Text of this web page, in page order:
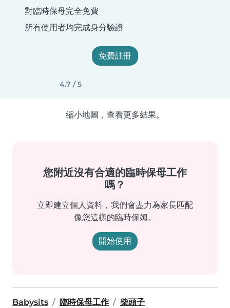
對臨時保母完全免費
所有使用者均完成身分驗證
免費註冊
4.7 / 5
縮小地圖，查看更多結果。
您附近沒有合適的臨時保母工作
嗎？
立即建立個人資料，我們會盡力為家長匹配
像您這樣的臨時保姆。
開始使用
Babysits 臨時保母工作 柴頭子